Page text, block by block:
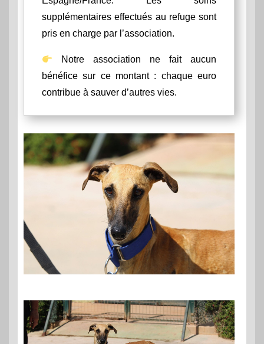
supplémentaires effectués au refuge sont
pris en charge par l’association.
Notre association ne fait aucun
bénéfice sur ce montant : chaque euro
contribue à sauver d’autres vies.